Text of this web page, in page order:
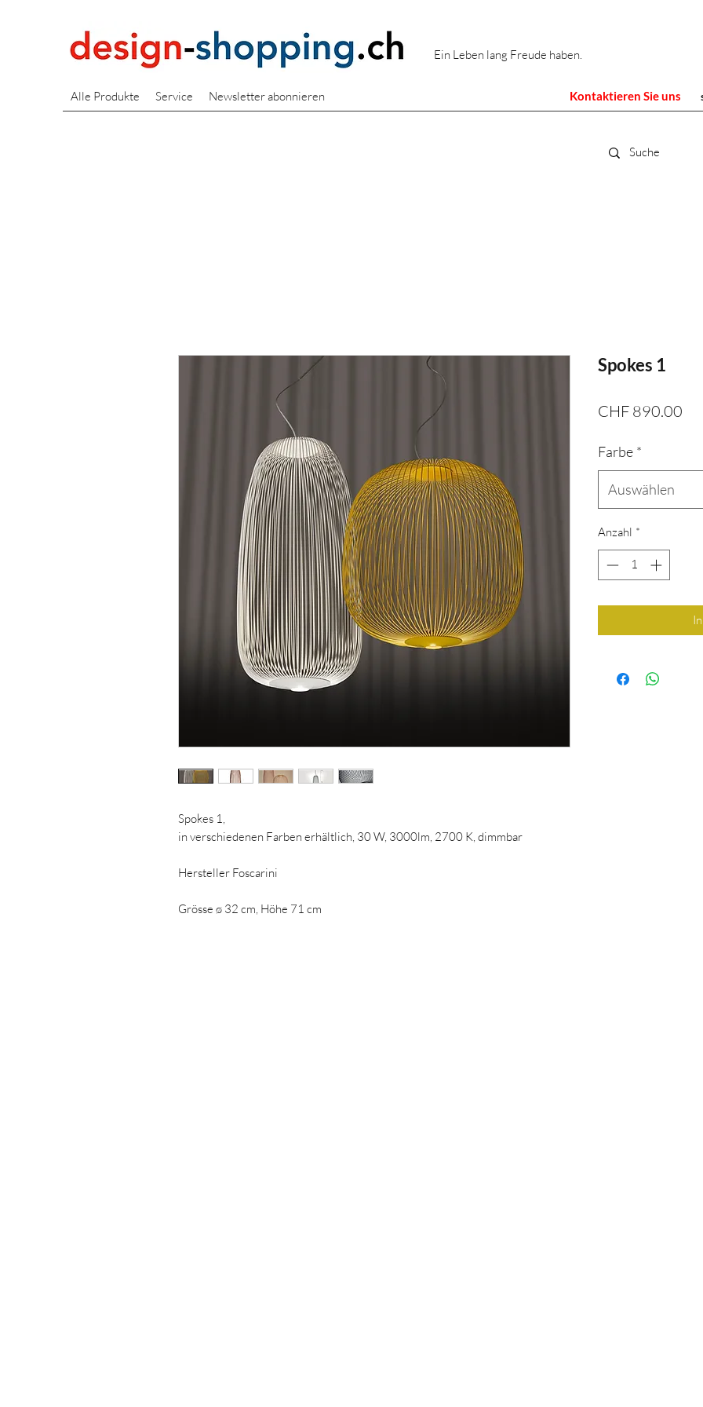
Ein Leben lang Freude haben.
Alle Produkte Service Newsletter abonnieren Kontaktieren Sie uns
Spokes 1,
in verschiedenen Farben erhältlich, 30 W, 3000lm, 2700 K, dimmbar
Hersteller Foscarini
Grösse ø 32 cm, Höhe 71 cm
Spokes 1
CHF 890.00
Farbe *
Auswählen
Anzahl *